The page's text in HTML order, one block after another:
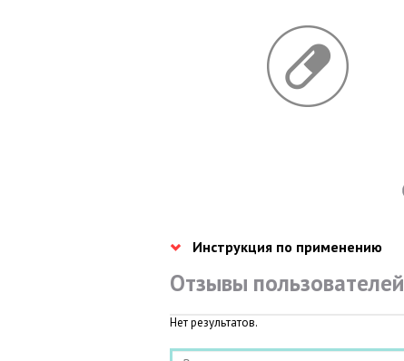
Инструкция по применению
Отзывы пользователей
Нет результатов.